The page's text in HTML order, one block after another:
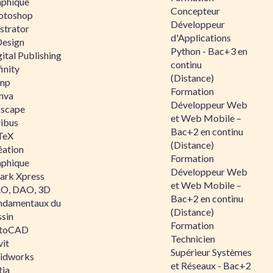
Publishing
Xpress
DAO, 3D
du
Concepteur
Développeur
d'Applications
Python - Bac+3 en
continu
(Distance)
Formation
Développeur Web
et Web Mobile –
Bac+2 en continu
(Distance)
Formation
Développeur Web
et Web Mobile –
Bac+2 en continu
(Distance)
Formation
Technicien
Supérieur Systèmes
et Réseaux - Bac+2